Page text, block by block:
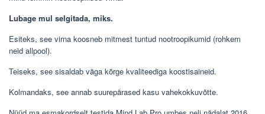
Lubage mul selgitada, miks.
Esiteks, see virna koosneb mitmest tuntud nootroopikumid (rohkem
neid allpool).
Teiseks, see sisaldab väga kõrge kvaliteediga koostisaineid.
Kolmandaks, see annab suurepärased kasu vahekokkuvõtte.